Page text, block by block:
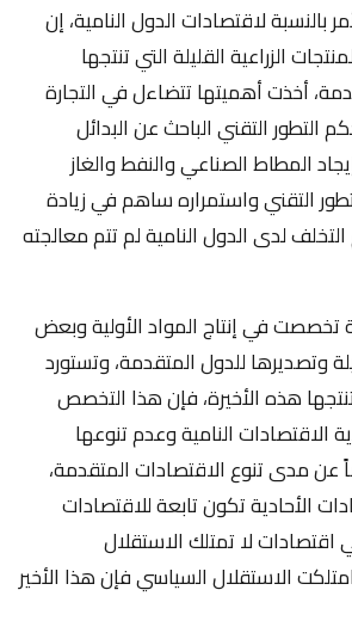
بالنسبة لاقتصادات الدول النامية، إن
الزراعية القليلة التي تنتجها
أخذت أهميتها تتضاءل في التجارة
التطور التقني الباحث عن البدائل
المطاط الصناعي والنفط والغاز
التقني واستمراره ساهم في زيادة
لدى الدول النامية لم تتم معالجته
تخصصت في إنتاج المواد الأولية وبعض
وتصديرها للدول المتقدمة، وتستورد
هذه الأخيرة، فإن هذا التخصص
النامية وعدم تنوعها
عن مدى تنوع الاقتصادات المتقدمة،
الأحادية تكون تابعة للاقتصادات
اقتصادات لا تمتلك الاستقلال
الاستقلال السياسي فإن هذا الأخير